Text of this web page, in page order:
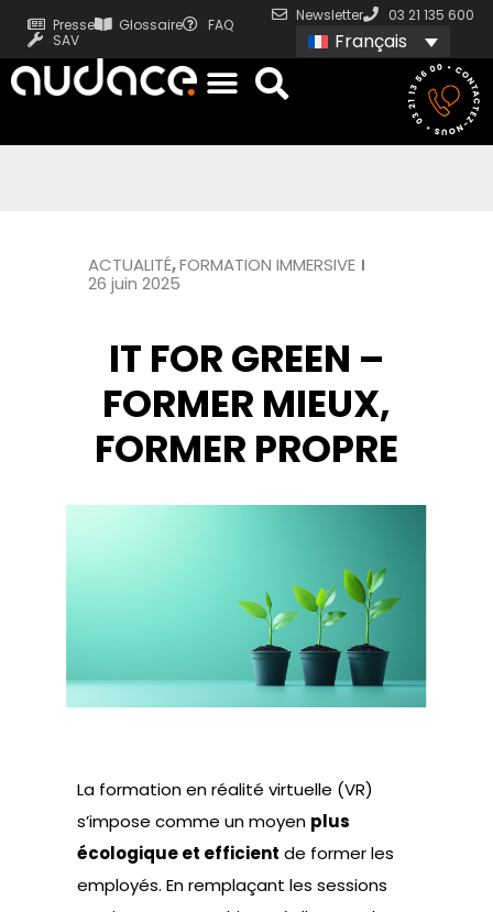
Presse Glossaire
FAQ
SAV
Newsletter 03 21 135 600
Français
ACTUALITÉ,FORMATION IMMERSIVE
26 juin 2025
IT FOR GREEN –
FORMER MIEUX,
FORMER PROPRE
La formation en réalité virtuelle (VR)
s’impose comme un moyen plus
écologique et efficient de former les
employés. En remplaçant les sessions